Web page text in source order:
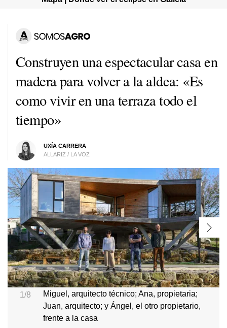
Construyen una espectacular casa en
madera para volver a la aldea: «Es
como vivir en una terraza todo el
tiempo»
UXÍA CARRERA
ALLARIZ / LA VOZ
1/8
Miguel, arquitecto técnico; Ana, propietaria;
Juan, arquitecto; y Ángel, el otro propietario,
frente a la casa